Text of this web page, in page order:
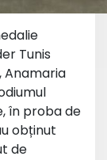
Tunis
Anamaria
în proba de
obținut
de